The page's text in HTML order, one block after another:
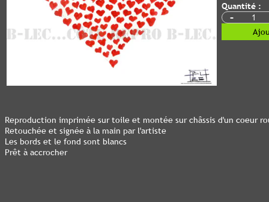
Quantité :
-
Reproduction imprimée sur toile et montée sur châssis d'un coeur
Retouchée et signée à la main par l'artiste
Les bords et le fond sont blancs
Prêt à accrocher